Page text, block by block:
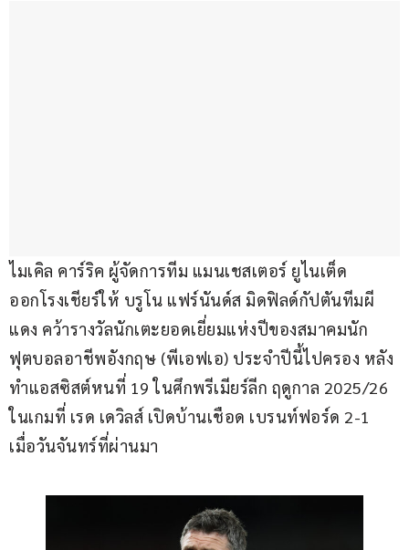
ไมเคิล คาร์ริค ผู้จัดการทีม แมนเชสเตอร์ ยูไนเต็ด
ออกโรงเชียร์ให้ บรูโน แฟร์นันด์ส มิดฟิลด์กัปตันทีมผี
แดง คว้ารางวัลนักเตะยอดเยี่ยมแห่งปีของสมาคมนัก
ฟุตบอลอาชีพอังกฤษ (พีเอฟเอ) ประจำปีนี้ไปครอง หลัง
ทำแอสซิสต์หนที่ 19 ในศึกพรีเมียร์ลีก ฤดูกาล 2025/26
ในเกมที่ เรด เดวิลส์ เปิดบ้านเชือด เบรนท์ฟอร์ด 2-1
เมื่อวันจันทร์ที่ผ่านมา